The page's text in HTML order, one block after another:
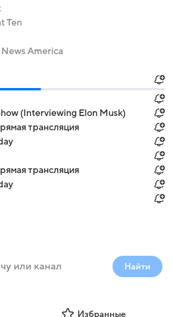
Ten
America
(Interviewing Elon Musk)
трансляция
трансляция
Найти
Избранные